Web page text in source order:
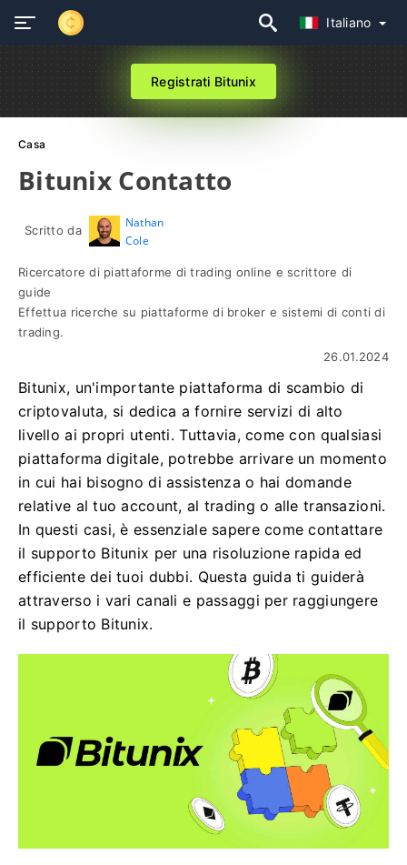
Italiano
Registrati Bitunix
Casa
Bitunix Contatto
Scritto da
Nathan
Cole
Ricercatore di piattaforme di trading online e scrittore di
guide
Effettua ricerche su piattaforme di broker e sistemi di conti di
trading.
26.01.2024
Bitunix, un'importante piattaforma di scambio di
criptovaluta, si dedica a fornire servizi di alto
livello ai propri utenti. Tuttavia, come con qualsiasi
piattaforma digitale, potrebbe arrivare un momento
in cui hai bisogno di assistenza o hai domande
relative al tuo account, al trading o alle transazioni.
In questi casi, è essenziale sapere come contattare
il supporto Bitunix per una risoluzione rapida ed
efficiente dei tuoi dubbi. Questa guida ti guiderà
attraverso i vari canali e passaggi per raggiungere
il supporto Bitunix.